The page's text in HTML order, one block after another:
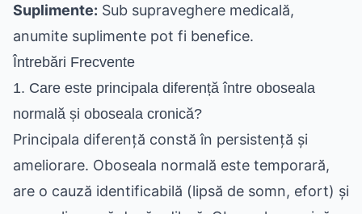
Suplimente: Sub supraveghere medicală,
anumite suplimente pot fi benefice.
Întrebări Frecvente
1. Care este principala diferență între oboseala
normală și oboseala cronică?
Principala diferență constă în persistență și
ameliorare. Oboseala normală este temporară,
are o cauză identificabilă (lipsă de somn, efort) și